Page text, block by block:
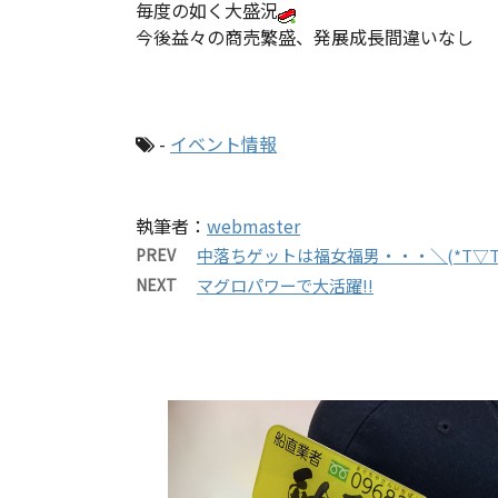
毎度の如く大盛況
今後益々の商売繁盛、発展成長間違いなし
- イベント情報
執筆者： webmaster
PREV 中落ちゲットは福女福男・・・＼
NEXT マグロパワーで大活躍!!